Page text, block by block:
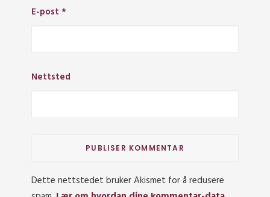
E-post *
Nettsted
Dette nettstedet bruker Akismet for å redusere